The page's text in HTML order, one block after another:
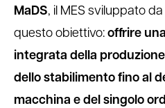
MaDS, il MES sviluppato
questo obiettivo: offrire
integrata della
dello stabilimento fino al
macchina e del singolo